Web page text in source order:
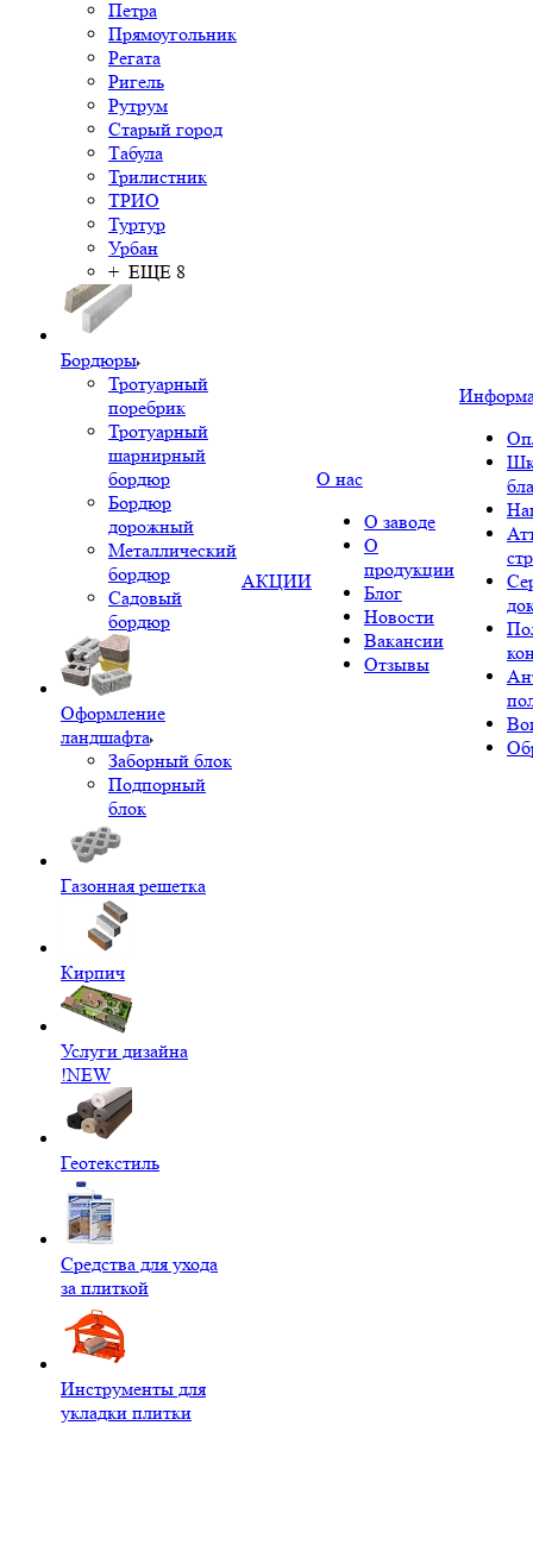
Петра
Прямоугольник
Регата
Ригель
Рутрум
Старый город
Табула
Трилистник
ТРИО
Туртур
Урбан
+ ЕЩЕ 8
Бордюры
Тротуарный
поребрик
Тротуарный
шарнирный
бордюр
Бордюр
дорожный
Металлический
бордюр
Садовый
бордюр
Оформление
ландшафта
Заборный блок
Подпорный
блок
Газонная решетка
Кирпич
Услуги дизайна
!NEW
Геотекстиль
Средства для ухода
за плиткой
Инструменты для
укладки плитки
АКЦИИ
О нас
О заводе
О
продукции
Блог
Новости
Вакансии
Отзывы